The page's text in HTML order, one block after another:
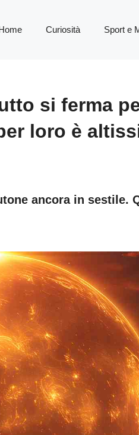
Curiosità Sport e
si ferma
loro è
ancora in sestile.